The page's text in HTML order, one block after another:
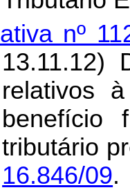
nº
13.11.12)
relativos
benefício
tributário
16.846/09.